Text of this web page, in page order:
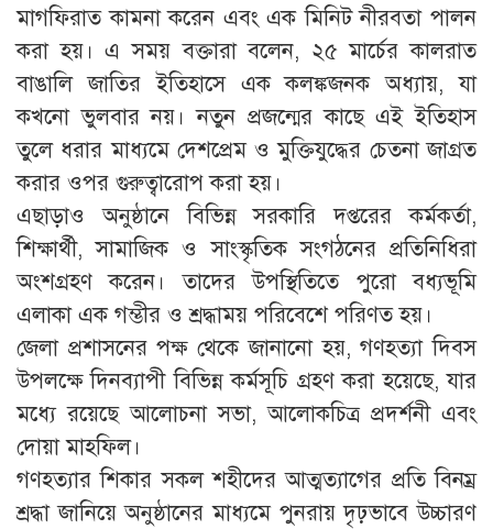
মাগফিরাত কামনা করেন এবং এক মিনিট নীরবতা পালন
করা হয়। এ সময় বক্তারা বলেন, ২৫ মার্চের কালরাত
বাঙালি জাতির ইতিহাসে এক কলঙ্কজনক অধ্যায়, যা
কখনো ভুলবার নয়। নতুন প্রজন্মের কাছে এই ইতিহাস
তুলে ধরার মাধ্যমে দেশপ্রেম ও মুক্তিযুদ্ধের চেতনা জাগ্রত
করার ওপর গুরুত্বারোপ করা হয়।
এছাড়াও অনুষ্ঠানে বিভিন্ন সরকারি দপ্তরের কর্মকর্তা,
শিক্ষার্থী, সামাজিক ও সাংস্কৃতিক সংগঠনের প্রতিনিধিরা
অংশগ্রহণ করেন। তাদের উপস্থিতিতে পুরো বধ্যভূমি
এলাকা এক গম্ভীর ও শ্রদ্ধাময় পরিবেশে পরিণত হয়।
জেলা প্রশাসনের পক্ষ থেকে জানানো হয়, গণহত্যা দিবস
উপলক্ষে দিনব্যাপী বিভিন্ন কর্মসূচি গ্রহণ করা হয়েছে, যার
মধ্যে রয়েছে আলোচনা সভা, আলোকচিত্র প্রদর্শনী এবং
দোয়া মাহফিল।
গণহত্যার শিকার সকল শহীদের আত্মত্যাগের প্রতি বিনম্র
শ্রদ্ধা জানিয়ে অনুষ্ঠানের মাধ্যমে পুনরায় দৃঢ়ভাবে উচ্চারণ